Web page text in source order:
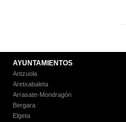
AYUNTAMIENTOS
Antzuola
Aretxabaleta
Arrasate-Mondragón
Bergara
Elgeta